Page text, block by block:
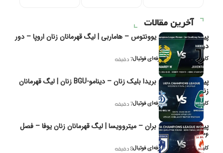
آخرین مقالات
پیش‌بینی و تحلیل یوونتوس – هاماربی | لیگ قهرمانان زنان اروپا – دور
دوم مرحله
کاوه نیک‌فر، تحلیل‌گر حرفه‌ای فوتبال7 دقیقه
پیش‌بینی و تحلیل بریدا بلیک زنان – دینامو-BGU زنان | لیگ قهرمانان
زنان یوفا
کاوه نیک‌فر، تحلیل‌گر حرفه‌ای فوتبال7 دقیقه
پیش‌بینی و تحلیل بران – میتروویسا | لیگ قهرمانان زنان یوفا – فصل
۲۰۲۶
کاوه نیک‌فر، تحلیل‌گر حرفه‌ای فوتبال8 دقیقه